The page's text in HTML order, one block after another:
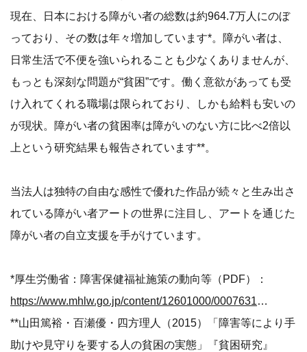
現在、日本における障がい者の総数は約964.7万人にのぼ
っており、その数は年々増加しています*。障がい者は、
日常生活で不便を強いられることも少なくありませんが、
もっとも深刻な問題が“貧困”です。働く意欲があっても受
け入れてくれる職場は限られており、しかも給料も安いの
が現状。障がい者の貧困率は障がいのない方に比べ2倍以
上という研究結果も報告されています**。
当法人は独特の自由な感性で優れた作品が続々と生み出さ
れている障がい者アートの世界に注目し、アートを通じた
障がい者の自立支援を手がけています。
*厚生労働省：障害保健福祉施策の動向等（PDF）：
https://www.mhlw.go.jp/content/12601000/000763127.pdf
**山田篤裕・百瀬優・四方理人（2015）「障害等により手
助けや見守りを要する人の貧困の実態」『貧困研究』